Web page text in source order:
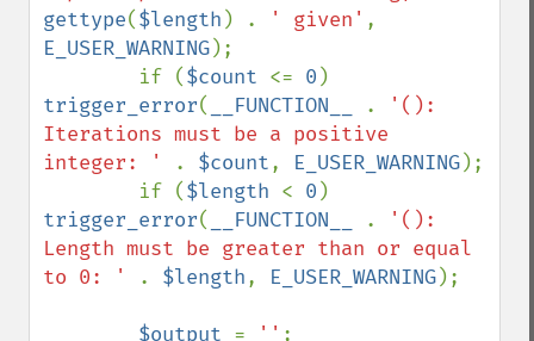
gettype($length ) . ' given'
E_USER_WARNING);
        if (
$count <= 0
trigger_error( __FUNCTION__ .
'():
Iterations must be a positive
integer: '
. $count, E_USER_WARNING);
        if (
$length < 0
trigger_error( __FUNCTION__ .
'():
Length must be greater than or equal
to 0: '
. $length, E_USER_WARNING);
$output = '' ;